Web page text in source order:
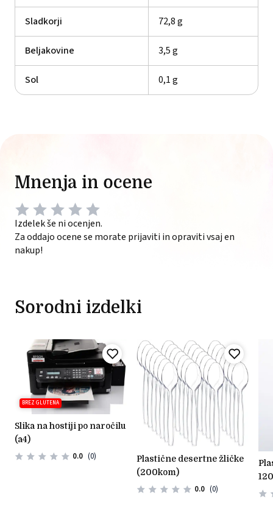
Sladkorji 72,8 g
Beljakovine 3,5 g
Sol 0,1 g
Mnenja in ocene
Izdelek še ni ocenjen.
Za oddajo ocene se morate prijaviti in opraviti vsaj en
nakup!
Sorodni izdelki
BREZ GLUTENA
slika na hostiji po naročilu
(a4)
0.0 (0)
plastične desertne žličke
(200kom)
0.0 (0)
plastični okrogli kozarčki